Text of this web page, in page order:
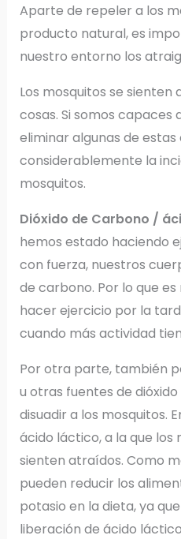
Aparte de repeler a los
producto natural, es
nuestro entorno los
Los mosquitos se
cosas. Si somos capaces
eliminar algunas de
considerablemente la
mosquitos.
Dióxido de Carbono /
hemos estado haciendo
con fuerza, nuestros
de carbono. Por lo que
hacer ejercicio por la
cuando más actividad
Por otra parte, también
u otras fuentes de
disuadir a los mosquitos.
ácido láctico, a la que los
sienten atraídos. Como
pueden reducir los
potasio en la dieta, ya
liberación de ácido